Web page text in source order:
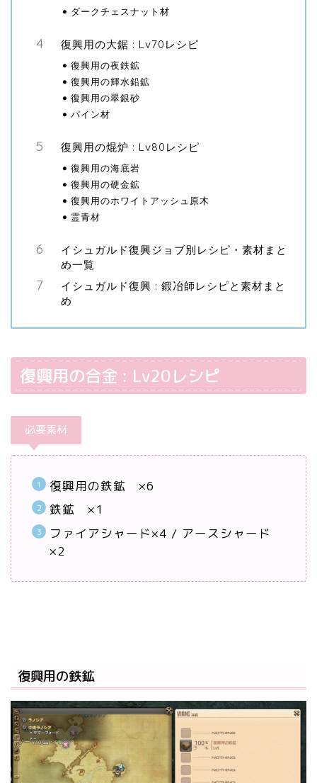
ダークチェスナット材
復興用の大鋸 : Lv70レシピ
復興用の夜鉄鉱
復興用の輝水鉛鉱
復興用の翠銀砂
パイン材
復興用の焜炉 : Lv80レシピ
復興用の海底岩
復興用の硬金鉱
復興用のホワイトアッシュ原木
霊青材
イシュガルド復興ジョブ別レシピ・素材まと
め一覧
イシュガルド復興 : 鍛冶師レシピと素材まと
め
復興用の合金 : Lv20レシピ
必要素材
復興用の鉄鉱 ×6
鉄鉱 ×1
ファイアシャード×4 / アースシャード
×2
復興用の鉄鉱